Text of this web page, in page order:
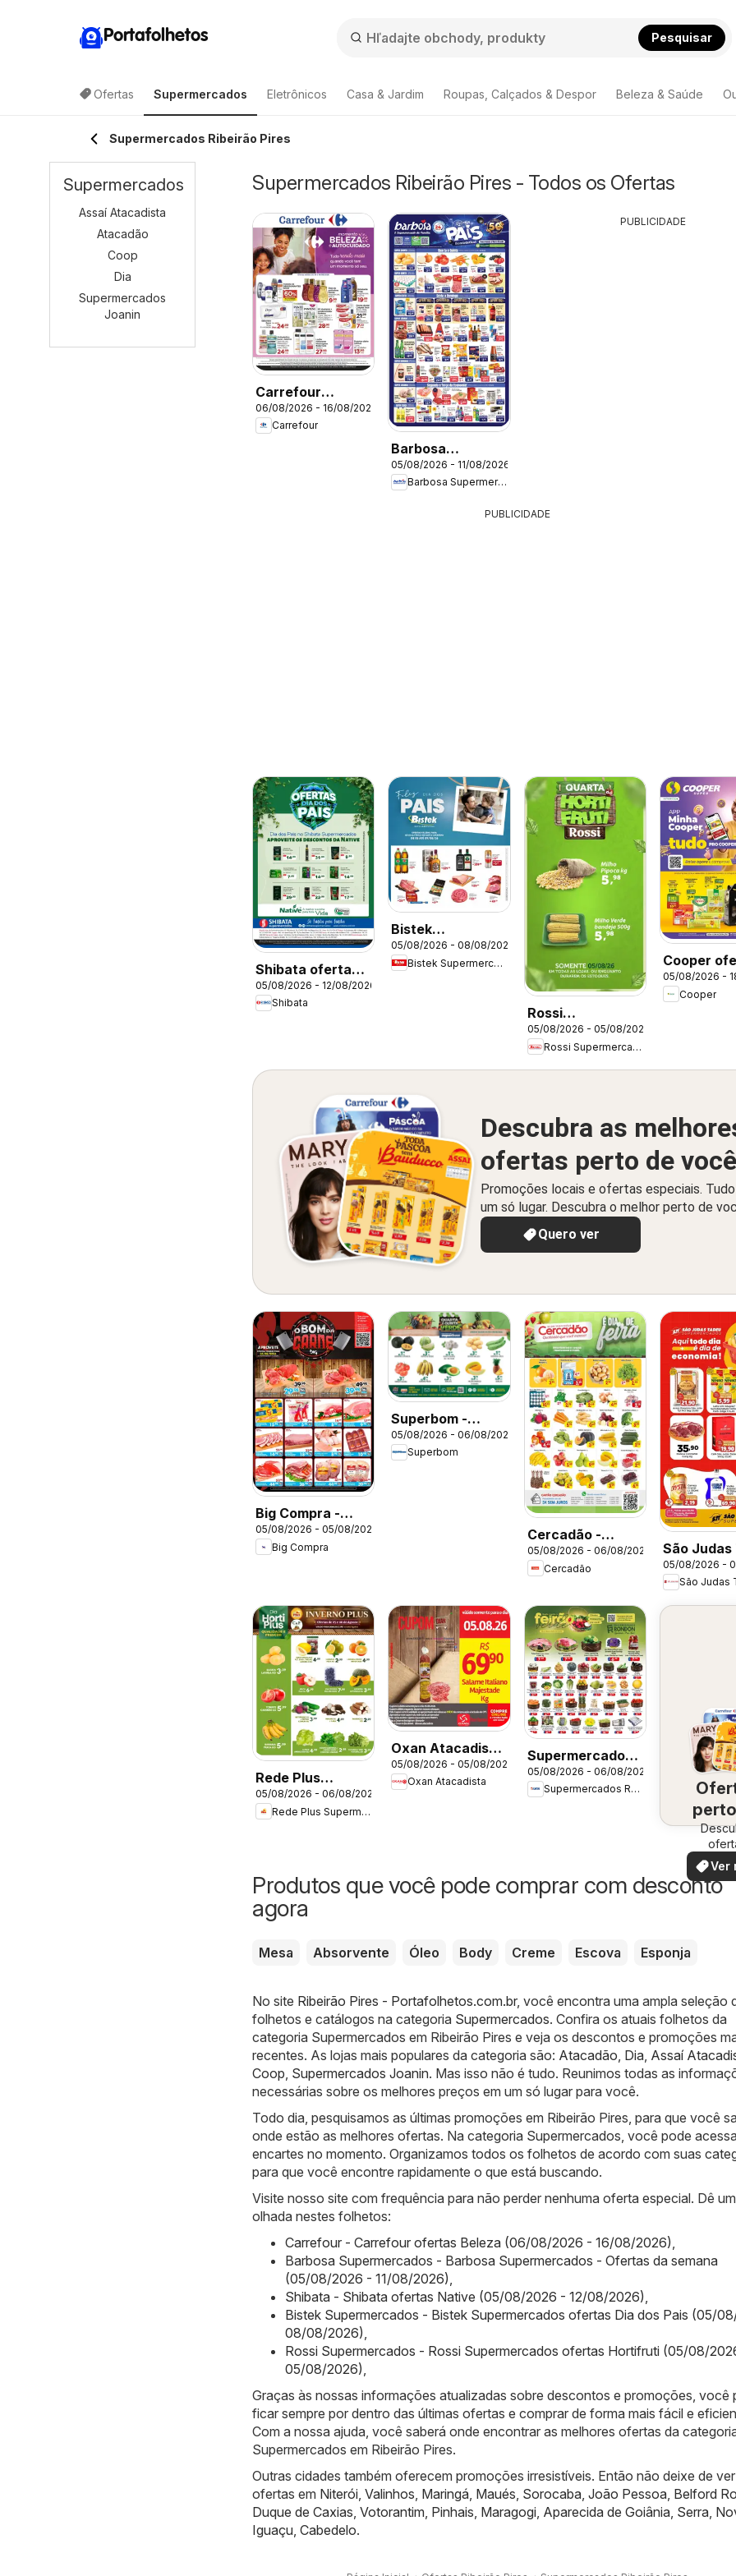
Portafolhetos Pesquisar
Ofertas Supermercados Eletrônicos Casa & Jardim Roupas, Calçados & Despor Beleza & Saúde
Supermercados Ribeirão Pires
Supermercados Ribeirão Pires - Todos os Ofertas
Carrefour
ofertas Beleza
06/08/2026 - 16/08/2026
Carrefour
Barbosa
Supermercados -
Ofertas da
05/08/2026 - 11/08/2026
Barbosa Supermercados
PUBLICIDADE
PUBLICIDADE
Shibata ofertas
Native
05/08/2026 - 12/08/2026
Shibata
Bistek
Supermercados
ofertas Dia dos
05/08/2026 - 08/08/2026
Bistek Supermercados
Rossi
Supermercados
ofertas Hortifruti
05/08/2026 - 05/08/2026
Rossi Supermercados
Cooper
Quinzenal
05/08/2026 -
Cooper
Descubra as
ofertas perto de você
Promoções locais e ofertas especiais.
um só lugar. Descubra o melhor perto de
Quero ver
Big Compra -
Ofertas da
semana
05/08/2026 - 05/08/2026
Big Compra
Superbom -
Ofertas da
semana
05/08/2026 - 06/08/2026
Superbom
Cercadão -
Ofertas da
semana
05/08/2026 - 06/08/2026
Cercadão
São Judas
- Ofertas
semana
05/08/2026 -
São Judas
Rede Plus
Supermercados -
Ofertas da
05/08/2026 - 06/08/2026
Rede Plus Supermercados
Oxan Atacadista
- Ofertas da
semana
05/08/2026 - 05/08/2026
Oxan Atacadista
Supermercados
Rondon - Ofertas
da semana
05/08/2026 - 06/08/2026
Supermercados Rondon
Ver
Produtos que você pode comprar com desconto
agora
Mesa Absorvente Óleo Body Creme Escova Esponja
No site Ribeirão Pires - Portafolhetos.com.br, você encontra uma ampla seleção
folhetos e catálogos na categoria Supermercados. Confira os atuais folhetos da
categoria Supermercados em Ribeirão Pires e veja os descontos e promoções
recentes. As lojas mais populares da categoria são: Atacadão, Dia, Assaí
Coop, Supermercados Joanin. Mas isso não é tudo. Reunimos todas as
necessárias sobre os melhores preços em um só lugar para você.
Todo dia, pesquisamos as últimas promoções em Ribeirão Pires, para que você
onde estão as melhores ofertas. Na categoria Supermercados, você pode
encartes no momento. Organizamos todos os folhetos de acordo com suas
para que você encontre rapidamente o que está buscando.
Visite nosso site com frequência para não perder nenhuma oferta especial. Dê
olhada nestes folhetos:
Carrefour - Carrefour ofertas Beleza (06/08/2026 - 16/08/2026),
Barbosa Supermercados - Barbosa Supermercados - Ofertas da semana
(05/08/2026 - 11/08/2026),
Shibata - Shibata ofertas Native (05/08/2026 - 12/08/2026),
Bistek Supermercados - Bistek Supermercados ofertas Dia dos Pais (05/
08/08/2026),
Rossi Supermercados - Rossi Supermercados ofertas Hortifruti (05/08/
05/08/2026),
Graças às nossas informações atualizadas sobre descontos e promoções, você
ficar sempre por dentro das últimas ofertas e comprar de forma mais fácil e
Com a nossa ajuda, você saberá onde encontrar as melhores ofertas da
Supermercados em Ribeirão Pires.
Outras cidades também oferecem promoções irresistíveis. Então não deixe de
ofertas em Niterói, Valinhos, Maringá, Maués, Sorocaba, João Pessoa, Belford
Duque de Caxias, Votorantim, Pinhais, Maragogi, Aparecida de Goiânia, Serra,
Iguaçu, Cabedelo.
Supermercados
Assaí Atacadista
Atacadão
Coop
Dia
Supermercados
Joanin